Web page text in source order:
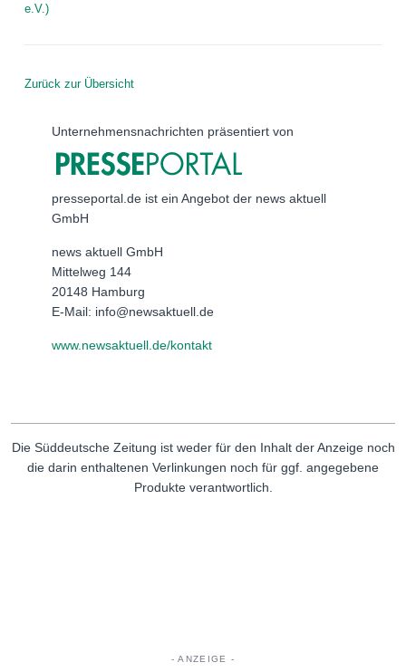
e.V.)
Zurück zur Übersicht
Unternehmensnachrichten präsentiert von
presseportal.de ist ein Angebot der news aktuell
GmbH
news aktuell GmbH
Mittelweg 144
20148 Hamburg
E-Mail: info@newsaktuell.de
www.newsaktuell.de/kontakt
Die Süddeutsche Zeitung ist weder für den Inhalt der Anzeige noch
die darin enthaltenen Verlinkungen noch für ggf. angegebene
Produkte verantwortlich.